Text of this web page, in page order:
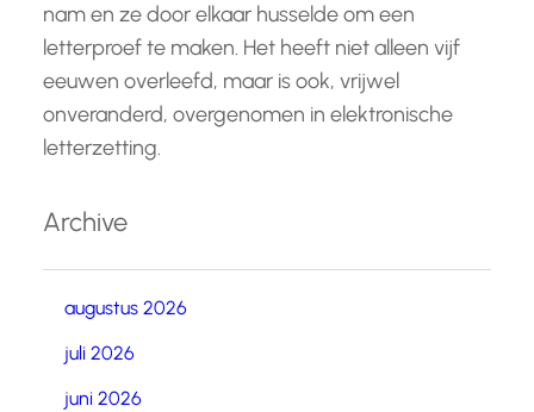
nam en ze door elkaar husselde om een
letterproef te maken. Het heeft niet alleen vijf
eeuwen overleefd, maar is ook, vrijwel
onveranderd, overgenomen in elektronische
letterzetting.
Archive
augustus 2026
juli 2026
juni 2026